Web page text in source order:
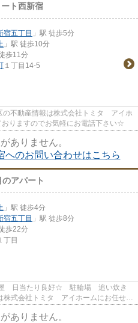
ト西新宿
宿五丁目 」駅 徒歩5分
」駅 徒歩10分
歩11分
１丁目14-5
不動産情報は株式会社トミタ アイホ
りますのでお気軽にお電話下さい☆
ありません。
へのお問い合わせはこちら
アパート
」駅 徒歩4分
宿五丁目 」駅 徒歩8分
歩22分
丁目
日当たり良好☆ 駐輪場 追い炊き
ありません。